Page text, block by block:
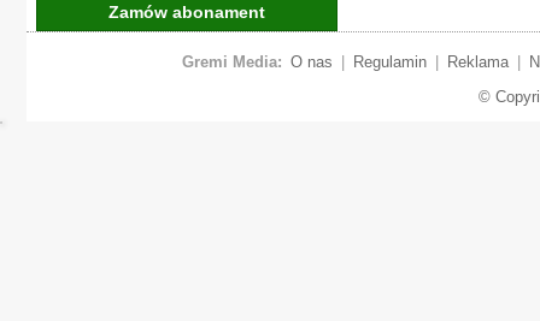
Zamów abonament
Gremi Media: O nas Regulamin Reklama
©